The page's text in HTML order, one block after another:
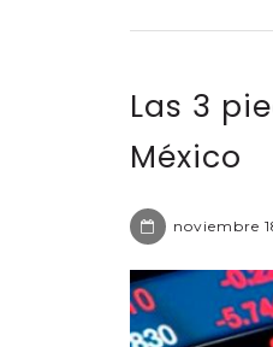
Las 3
México
noviembre